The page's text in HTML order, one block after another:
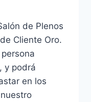
de Plenos
Cliente Oro.
y podrá
en los